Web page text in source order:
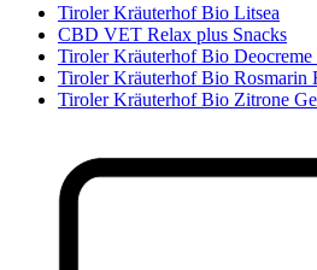
Tiroler Kräuterhof Bio Litsea
CBD VET Relax plus Snacks
Tiroler Kräuterhof Bio Deocreme
Tiroler Kräuterhof Bio Rosmarin
Tiroler Kräuterhof Bio Zitrone